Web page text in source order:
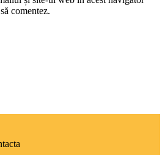
comentez.